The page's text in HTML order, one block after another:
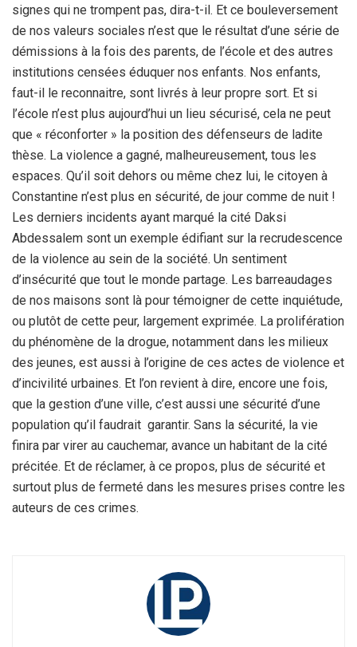
signes qui ne trompent pas, dira-t-il. Et ce bouleversement
de nos valeurs sociales n’est que le résultat d’une série de
démissions à la fois des parents, de l’école et des autres
institutions censées éduquer nos enfants. Nos enfants,
faut-il le reconnaitre, sont livrés à leur propre sort. Et si
l’école n’est plus aujourd’hui un lieu sécurisé, cela ne peut
que « réconforter » la position des défenseurs de ladite
thèse. La violence a gagné, malheureusement, tous les
espaces. Qu’il soit dehors ou même chez lui, le citoyen à
Constantine n’est plus en sécurité, de jour comme de nuit !
Les derniers incidents ayant marqué la cité Daksi
Abdessalem sont un exemple édifiant sur la recrudescence
de la violence au sein de la société. Un sentiment
d’insécurité que tout le monde partage. Les barreaudages
de nos maisons sont là pour témoigner de cette inquiétude,
ou plutôt de cette peur, largement exprimée. La prolifération
du phénomène de la drogue, notamment dans les milieux
des jeunes, est aussi à l’origine de ces actes de violence et
d’incivilité urbaines. Et l’on revient à dire, encore une fois,
que la gestion d’une ville, c’est aussi une sécurité d’une
population qu’il faudrait garantir. Sans la sécurité, la vie
finira par virer au cauchemar, avance un habitant de la cité
précitée. Et de réclamer, à ce propos, plus de sécurité et
surtout plus de fermeté dans les mesures prises contre les
auteurs de ces crimes.